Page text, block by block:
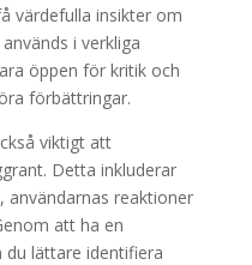
värdefulla insikter om
i verkliga
öppen för kritik och
förbättringar.
viktigt att
Detta inkluderar
reaktioner
att ha en
lättare identifiera